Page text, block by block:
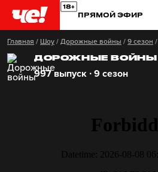
ПРЯМОЙ ЭФИР
Главная / Шоу / Дорожные войны / 9 сезон /
ДОРОЖНЫЕ ВОЙНЫ
997 выпуск ∙ 9 сезон